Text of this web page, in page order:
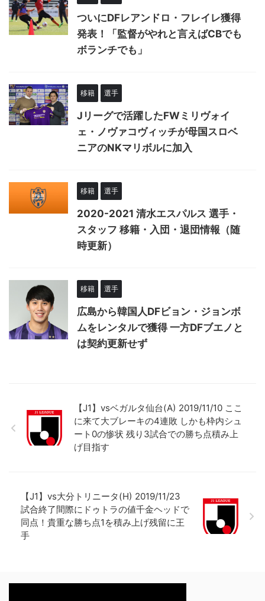
ついにDFレアンドロ・フレイレ獲得
発表！「監督がやれと言えばCBでも
ボランチでも」
移籍 選手
Jリーグで活躍したFWミリヴォイ
ェ・ノヴァコヴィッチが母国スロベ
ニアのNKマリボルに加入
移籍 選手
2020-2021 清水エスパルス 選手・
スタッフ 移籍・入団・退団情報（随
時更新）
移籍 選手
広島から韓国人DFビョン・ジョンボ
ムをレンタルで獲得 一方DFブエノと
は契約更新せず
【J1】vsベガルタ仙台(A) 2019/11/10 ここ
に来て大ブレーキの4連敗 しかも枠内シュ
ート0の惨状 残り3試合での勝ち点積み上
げ目指す
【J1】vs大分トリニータ(H) 2019/11/23
試合終了間際にドゥトラの値千金ヘッドで
同点！貴重な勝ち点1を積み上げ残留に王
手